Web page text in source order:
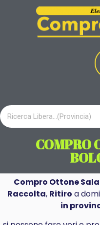
COMPRO
Compro Ottone
Raccolta, Ritiro a
in